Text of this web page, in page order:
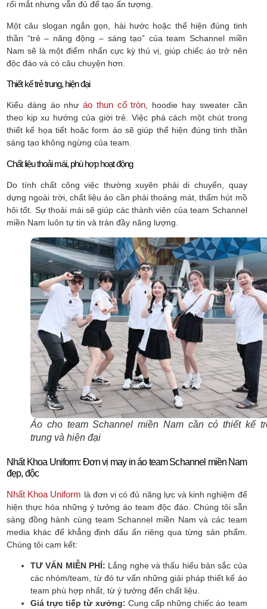
rối mắt nhưng vẫn đủ để tạo ấn tượng.
Một câu slogan ngắn gọn, hài hước hoặc thể hiện đúng tinh
thần “trẻ – năng động – sáng tạo” của team Schannel miền
Nam sẽ là một điểm nhấn cực kỳ thú vị, giúp chiếc áo trở nên
độc đáo và có câu chuyện hơn.
Thiết kế trẻ trung, hiện đại
Kiểu dáng áo nhưáo thun cổ tròn , hoodie hay sweater cần
theo kịp xu hướng của giới trẻ. Việc phá cách một chút trong
thiết kế họa tiết hoặc form áo sẽ giúp thể hiện đúng tinh thần
sáng tạo không ngừng của team.
Chất liệu thoải mái, phù hợp hoạt động
Do tính chất công việc thường xuyên phải di chuyển, quay
dựng ngoài trời, chất liệu áo cần phải thoáng mát, thấm hút mồ
hôi tốt. Sự thoải mái sẽ giúp các thành viên của team Schannel
miền Nam luôn tự tin và tràn đầy năng lượng.
Áo cho team Schannel miền Nam cần có thiết kế
trung và hiện đại
Nhất Khoa Uniform: Đơn vị may in áo team Schannel miền Nam
đẹp, độc
Nhất Khoa Uniform là đơn vị có đủ năng lực và kinh nghiệm để
hiện thực hóa những ý tưởng áo team độc đáo. Chúng tôi sẵn
sàng đồng hành cùng team Schannel miền Nam và các team
media khác để khẳng định dấu ấn riêng qua từng sản phẩm.
Chúng tôi cam kết:
TƯ VẤN MIỄN PHÍ: Lắng nghe và thấu hiểu bản sắc của
các nhóm/team, từ đó tư vấn những giải pháp thiết kế áo
team phù hợp nhất, từ ý tưởng đến chất liệu.
Giá trực tiếp từ xưởng: Cung cấp những chiếc áo team